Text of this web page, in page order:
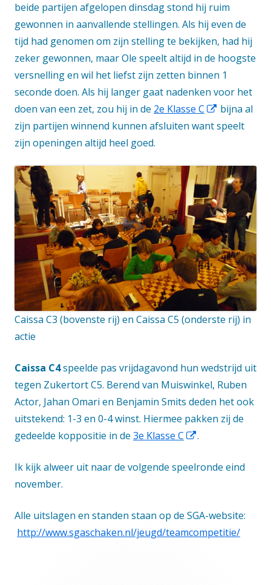
beide partijen afgelopen dinsdag stond hij ruim
gewonnen in aanvallende stellingen. Als hij even de
tijd had genomen om zijn stelling te bekijken, had hij
zeker gewonnen, maar Ole speelt altijd in de hoogste
versnelling en wil het liefst zijn zetten binnen 1
seconde doen. Als hij langer gaat nadenken voor het
doen van een zet, zou hij in de 2e Klasse C
Opent
in
venster
bijna al
zijn partijen winnend kunnen afsluiten want speelt
zijn openingen altijd heel goed.
Caissa C3 (bovenste rij) en Caissa C5 (onderste rij) in
actie
Caissa C4speelde pas vrijdagavond hun wedstrijd uit
tegen Zukertort C5. Berend van Muiswinkel, Ruben
Actor, Jahan Omari en Benjamin Smits deden het ook
uitstekend: 1-3 en 0-4 winst. Hiermee pakken zij de
gedeelde koppositie in de 3e Klasse C
Opent
een
.
Ik kijk alweer uit naar de volgende speelronde eind
november.
Alle uitslagen en standen staan op de SGA-website:
http://www.sgaschaken.nl/jeugd/teamcompetitie/